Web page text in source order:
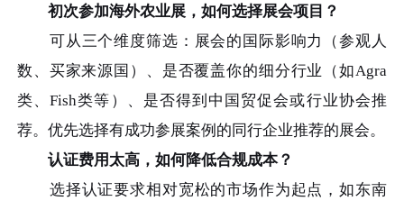
初次参加海外农业展，如何选择展会项目？
可从三个维度筛选：展会的国际影响力（参观人
数、买家来源国）、是否覆盖你的细分行业（如Agra
类、Fish类等）、是否得到中国贸促会或行业协会推
荐。优先选择有成功参展案例的同行企业推荐的展会。
认证费用太高，如何降低合规成本？
选择认证要求相对宽松的市场作为起点，如东南